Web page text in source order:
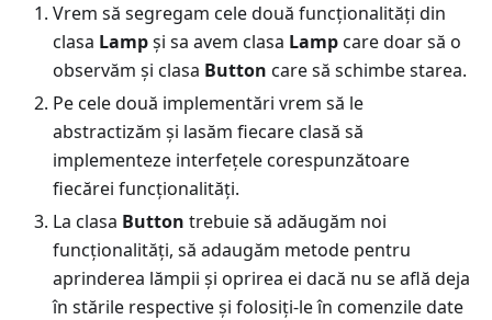
Vrem să segregam cele două funcționalități din
clasa Lampși sa avem clasa Lampcare doar să o
observăm și clasa Button care să schimbe starea.
Pe cele două implementări vrem să le
abstractizăm și lasăm fiecare clasă să
implementeze interfețele corespunzătoare
fiecărei funcționalități.
La clasa Button trebuie să adăugăm noi
funcționalități, să adaugăm metode pentru
aprinderea lămpii și oprirea ei dacă nu se află deja
în stările respective și folosiți-le în comenzile date